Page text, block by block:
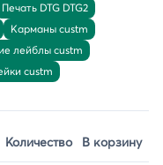
Печать DTG DTG2
Карманы custm
лейблы custm
custm
Количество В корзину